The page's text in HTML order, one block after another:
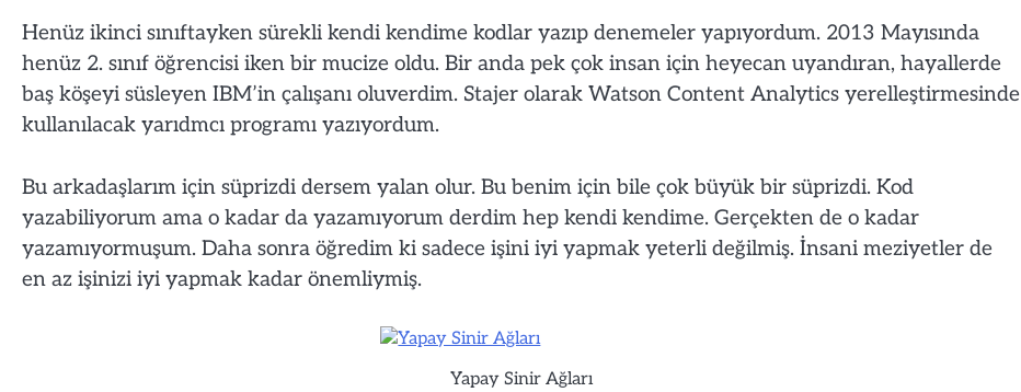
Henüz ikinci sınıftayken sürekli kendi kendime kodlar yazıp denemeler yapıyordum. 2013 Mayısında
henüz 2. sınıf öğrencisi iken bir mucize oldu. Bir anda pek çok insan için heyecan uyandıran, hayallerde
baş köşeyi süsleyen IBM’in çalışanı oluverdim. Stajer olarak Watson Content Analytics yerelleştirmesinde
kullanılacak yarıdmcı programı yazıyordum.
Bu arkadaşlarım için süprizdi dersem yalan olur. Bu benim için bile çok büyük bir süprizdi. Kod
yazabiliyorum ama o kadar da yazamıyorum derdim hep kendi kendime. Gerçekten de o kadar
yazamıyormuşum. Daha sonra öğredim ki sadece işini iyi yapmak yeterli değilmiş. İnsani meziyetler de
en az işinizi iyi yapmak kadar önemliymiş.
Yapay Sinir Ağları